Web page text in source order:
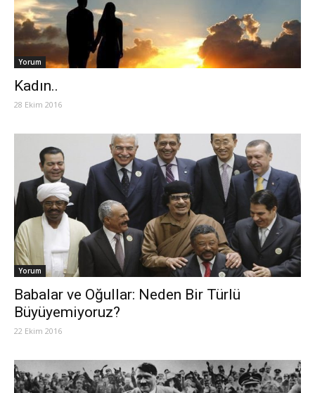
Yorum
Kadın..
28 Ekim 2016
Yorum
Babalar ve Oğullar: Neden Bir Türlü
Büyüyemiyoruz?
22 Ekim 2016